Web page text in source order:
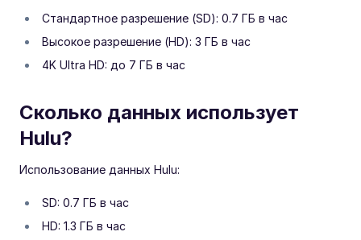
Стандартное разрешение (SD): 0.7 ГБ в час
Высокое разрешение (HD): 3 ГБ в час
4K Ultra HD: до 7 ГБ в час
Сколько данных использует
Hulu?
Использование данных Hulu:
SD: 0.7 ГБ в час
HD: 1.3 ГБ в час